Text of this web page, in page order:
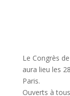
Le Congrès
aura lieu les
Paris.
Ouverts à